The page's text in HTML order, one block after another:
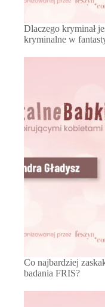
Dlaczego kryminał
kryminalne w
Co najbardziej
badania FRIS?